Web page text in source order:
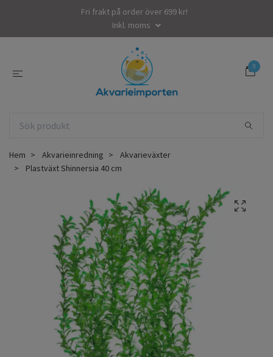
Fri frakt på order över 699 kr!
Inkl. moms
0
Hem Akvarieinredning
Akvarieväxter
Plastväxt Shinnersia 40 cm